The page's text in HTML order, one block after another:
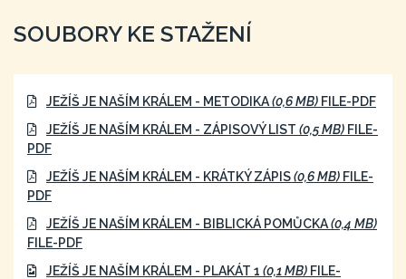
SOUBORY KE STAŽENÍ
JEŽÍŠ JE NAŠÍM KRÁLEM - METODIKA(0,6 MB) FILE-PDF
JEŽÍŠ JE NAŠÍM KRÁLEM - ZÁPISOVÝ LIST (0,5 MB) FILE-
PDF
JEŽÍŠ JE NAŠÍM KRÁLEM - KRÁTKÝ ZÁPIS(0,6 MB) FILE-
PDF
JEŽÍŠ JE NAŠÍM KRÁLEM - BIBLICKÁ POMŮCKA(0,4 MB)
FILE-PDF
JEŽÍŠ JE NAŠÍM KRÁLEM - PLAKÁT 1 (0,1 MB) FILE-